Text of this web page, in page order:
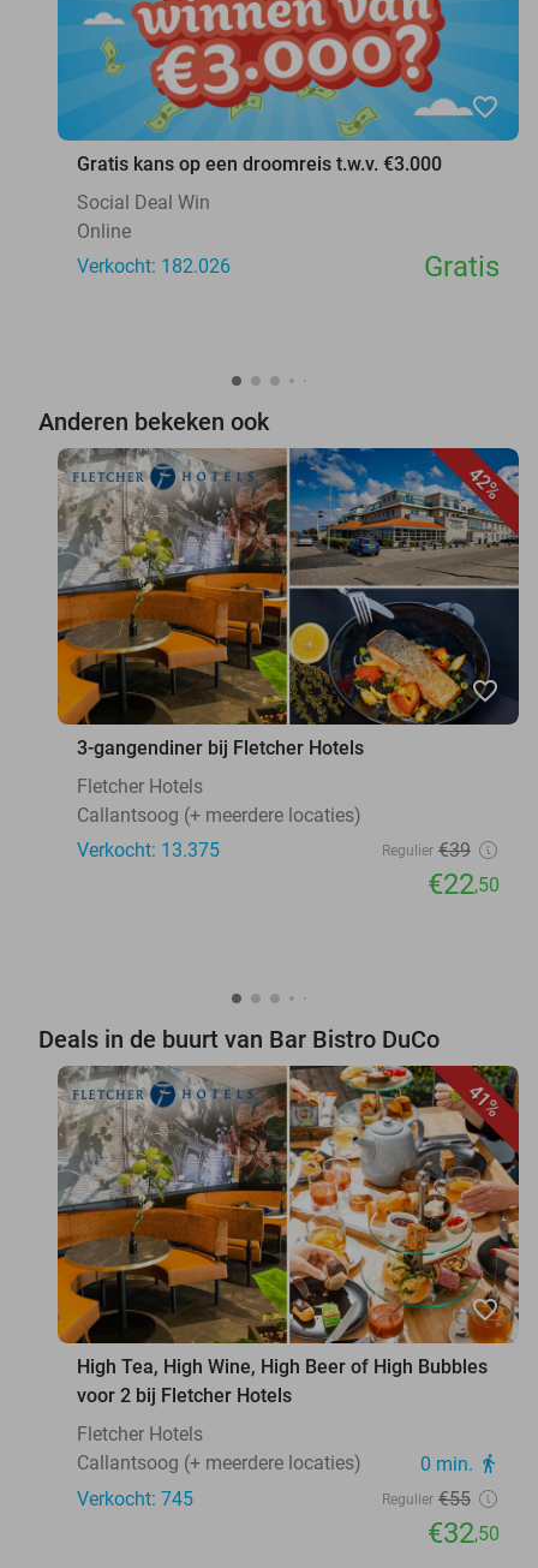
favorite_border
Gratis kans op een droomreis t.w.v. €3.000
Social Deal Win
Online
Verkocht: 182.026
Gratis
Anderen bekeken ook
42%
favorite_border
3-gangendiner bij Fletcher Hotels
Fletcher Hotels
Callantsoog (+ meerdere locaties)
Verkocht: 13.375
Regulier €39
€22,50
Deals in de buurt van Bar Bistro DuCo
41%
favorite_border
High Tea, High Wine, High Beer of High Bubbles
voor 2 bij Fletcher Hotels
Fletcher Hotels
Callantsoog (+ meerdere locaties)
0 min. directions_walk
Verkocht: 745 Regulier €55
€32,50